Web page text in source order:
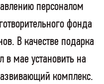
персоналом
фонда
В качестве подарка
мае установить на
комплекс.